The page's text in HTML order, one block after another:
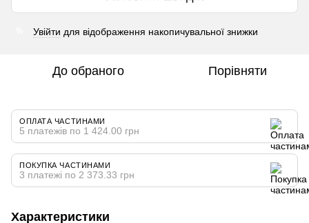
Увійти для відображення накопичувальної знижки
До обраного Порівняти
ОПЛАТА ЧАСТИНАМИ
5 платежів по 1 424.00 грн
ПОКУПКА ЧАСТИНАМИ
3 платежі по 2 373.33 грн
Характеристики